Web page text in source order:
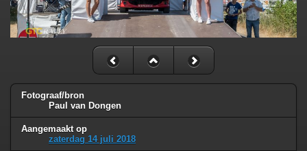
Fotograaf/bron
Paul van Dongen
Aangemaakt op
zaterdag 14 juli 2018